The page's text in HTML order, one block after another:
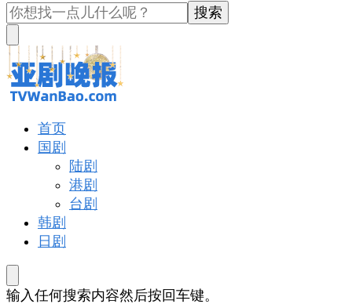
什
么
东
西
吗?
亚剧晚报
戏里戏外看亚洲
首页
国剧
陆剧
港剧
台剧
韩剧
日剧
找
输入任何搜索内容然后按回车键。